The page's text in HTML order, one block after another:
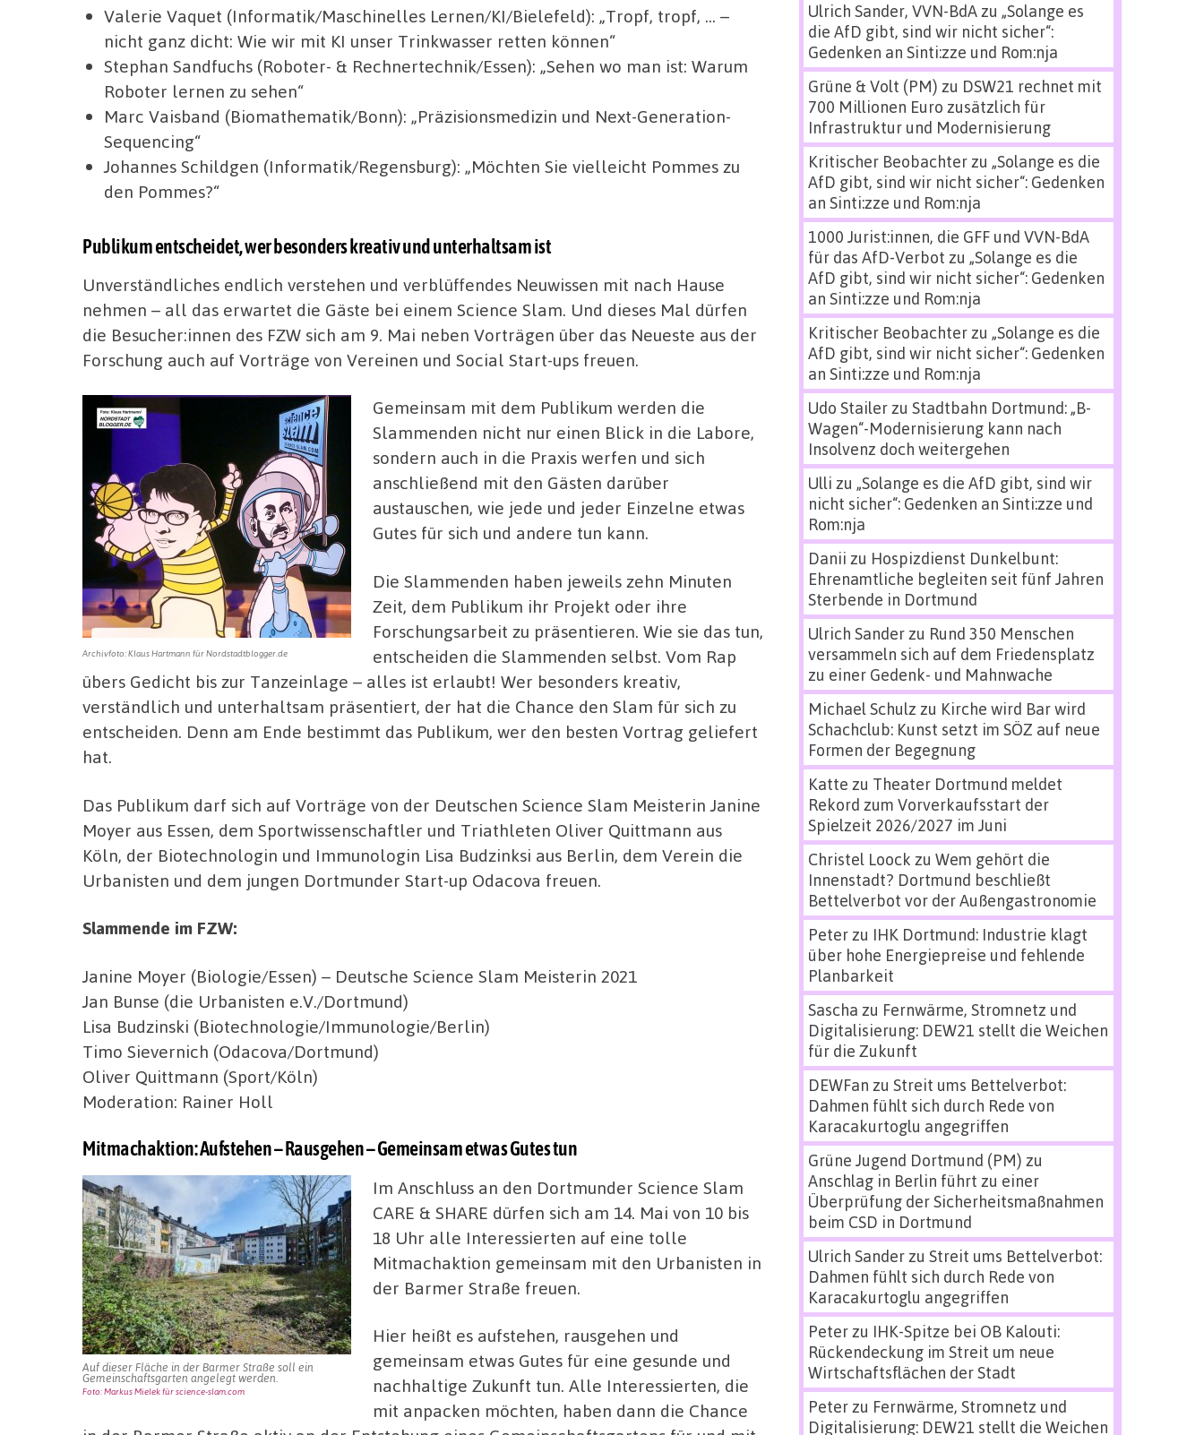
Valerie Vaquet (Informatik/Maschinelles Lernen/KI/Bielefeld): „Tropf, tropf, … –
nicht ganz dicht: Wie wir mit KI unser Trinkwasser retten können“
Stephan Sandfuchs (Roboter- & Rechnertechnik/Essen): „Sehen wo man ist: Warum
Roboter lernen zu sehen“
Marc Vaisband (Biomathematik/Bonn): „Präzisionsmedizin und Next-Generation-
Sequencing“
Johannes Schildgen (Informatik/Regensburg): „Möchten Sie vielleicht Pommes zu
den Pommes?“
Publikum entscheidet, wer besonders kreativ und unterhaltsam ist
Unverständliches endlich verstehen und verblüffendes Neuwissen mit nach Hause
nehmen – all das erwartet die Gäste bei einem Science Slam. Und dieses Mal dürfen
die Besucher:innen des FZW sich am 9. Mai neben Vorträgen über das Neueste aus der
Forschung auch auf Vorträge von Vereinen und Social Start-ups freuen.
Archivfoto: Klaus Hartmann für Nordstadtblogger.de
Gemeinsam mit dem Publikum werden die
Slammenden nicht nur einen Blick in die Labore,
sondern auch in die Praxis werfen und sich
anschließend mit den Gästen darüber
austauschen, wie jede und jeder Einzelne etwas
Gutes für sich und andere tun kann.
Die Slammenden haben jeweils zehn Minuten
Zeit, dem Publikum ihr Projekt oder ihre
Forschungsarbeit zu präsentieren. Wie sie das tun,
entscheiden die Slammenden selbst. Vom Rap
übers Gedicht bis zur Tanzeinlage – alles ist erlaubt! Wer besonders kreativ,
verständlich und unterhaltsam präsentiert, der hat die Chance den Slam für sich zu
entscheiden. Denn am Ende bestimmt das Publikum, wer den besten Vortrag geliefert
hat.
Das Publikum darf sich auf Vorträge von der Deutschen Science Slam Meisterin Janine
Moyer aus Essen, dem Sportwissenschaftler und Triathleten Oliver Quittmann aus
Köln, der Biotechnologin und Immunologin Lisa Budzinksi aus Berlin, dem Verein die
Urbanisten und dem jungen Dortmunder Start-up Odacova freuen.
Slammende im FZW:
Janine Moyer (Biologie/Essen) – Deutsche Science Slam Meisterin 2021
Jan Bunse (die Urbanisten e.V./Dortmund)
Lisa Budzinski (Biotechnologie/Immunologie/Berlin)
Timo Sievernich (Odacova/Dortmund)
Oliver Quittmann (Sport/Köln)
Moderation: Rainer Holl
Mitmachaktion: Aufstehen – Rausgehen – Gemeinsam etwas Gutes tun
Auf dieser Fläche in der Barmer Straße soll ein
Gemeinschaftsgarten angelegt werden.
Foto: Markus Mielek für science-slam.com
Im Anschluss an den Dortmunder Science Slam
CARE & SHARE dürfen sich am 14. Mai von 10 bis
18 Uhr alle Interessierten auf eine tolle
Mitmachaktion gemeinsam mit den Urbanisten in
der Barmer Straße freuen.
Hier heißt es aufstehen, rausgehen und
gemeinsam etwas Gutes für eine gesunde und
nachhaltige Zukunft tun. Alle Interessierten, die
mit anpacken möchten, haben dann die Chance
Ulrich Sander, VVN-BdAzu „Solange es
die AfD gibt, sind wir nicht sicher“:
Gedenken an Sinti:zze und Rom:nja
Grüne & Volt (PM) zu DSW21 rechnet mit
700 Millionen Euro zusätzlich für
Infrastruktur und Modernisierung
Kritischer Beobachterzu „Solange es die
AfD gibt, sind wir nicht sicher“: Gedenken
an Sinti:zze und Rom:nja
1000 Jurist:innen, die GFF und VVN-BdA
für das AfD-Verbot zu „Solange es die
AfD gibt, sind wir nicht sicher“: Gedenken
an Sinti:zze und Rom:nja
Kritischer Beobachterzu „Solange es die
AfD gibt, sind wir nicht sicher“: Gedenken
an Sinti:zze und Rom:nja
Udo Stailerzu Stadtbahn Dortmund: „B-
Wagen“-Modernisierung kann nach
Insolvenz doch weitergehen
Ulli zu „Solange es die AfD gibt, sind wir
nicht sicher“: Gedenken an Sinti:zze und
Rom:nja
Danii zu Hospizdienst Dunkelbunt:
Ehrenamtliche begleiten seit fünf Jahren
Sterbende in Dortmund
Ulrich Sanderzu Rund 350 Menschen
versammeln sich auf dem Friedensplatz
zu einer Gedenk- und Mahnwache
Michael Schulz zu Kirche wird Bar wird
Schachclub: Kunst setzt im SÖZ auf neue
Formen der Begegnung
Katte zu Theater Dortmund meldet
Rekord zum Vorverkaufsstart der
Spielzeit 2026/2027 im Juni
Christel Loock zu Wem gehört die
Innenstadt? Dortmund beschließt
Bettelverbot vor der Außengastronomie
Peterzu IHK Dortmund: Industrie klagt
über hohe Energiepreise und fehlende
Planbarkeit
Sascha zu Fernwärme, Stromnetz und
Digitalisierung: DEW21 stellt die Weichen
für die Zukunft
DEWFan zu Streit ums Bettelverbot:
Dahmen fühlt sich durch Rede von
Karacakurtoglu angegriffen
Grüne Jugend Dortmund (PM) zu
Anschlag in Berlin führt zu einer
Überprüfung der Sicherheitsmaßnahmen
beim CSD in Dortmund
Ulrich Sanderzu Streit ums Bettelverbot:
Dahmen fühlt sich durch Rede von
Karacakurtoglu angegriffen
Peterzu IHK-Spitze bei OB Kalouti:
Rückendeckung im Streit um neue
Wirtschaftsflächen der Stadt
Peterzu Fernwärme, Stromnetz und
Digitalisierung: DEW21 stellt die Weichen